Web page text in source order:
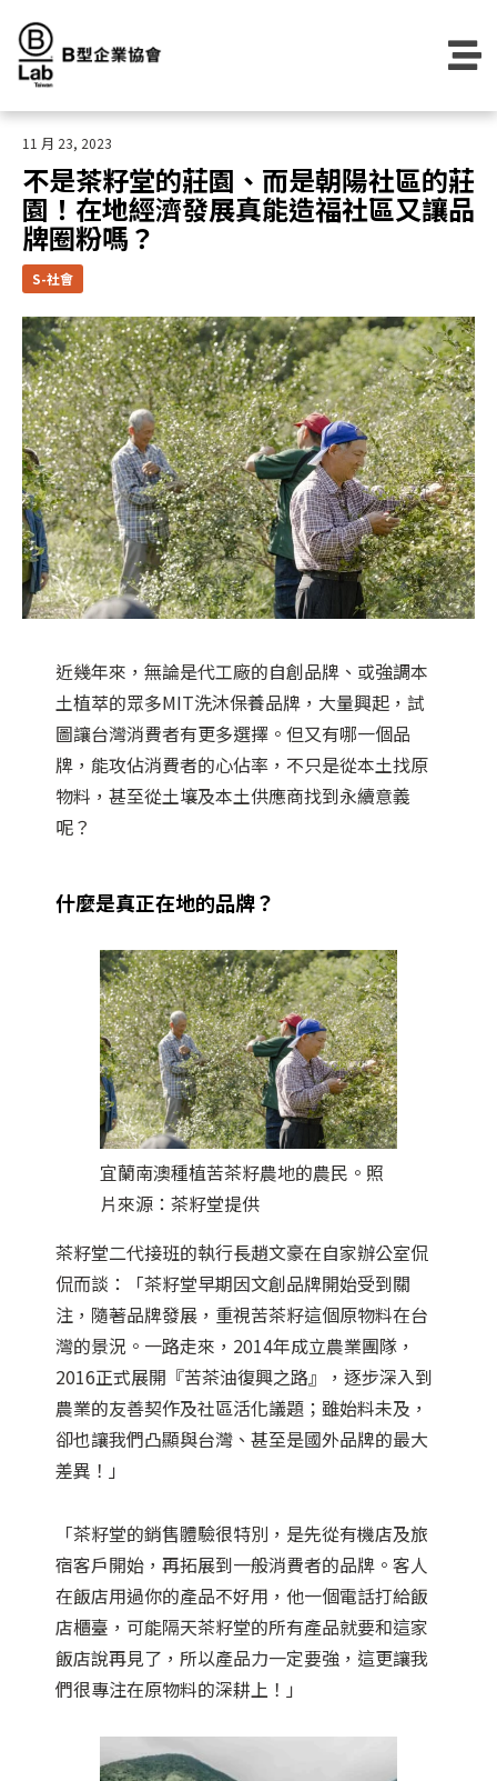
content
S-社會
不是茶籽堂的莊園、而是朝陽社區的莊
園！在地經濟發展真能造福社區又讓品
牌圈粉嗎？
11 月 23, 2023
近幾年來，無論是代工廠的自創品牌、或強調本
土植萃的眾多MIT洗沐保養品牌，大量興起，試
圖讓台灣消費者有更多選擇。但又有哪一個品
牌，能攻佔消費者的心佔率，不只是從本土找原
物料，甚至從土壤及本土供應商找到永續意義
呢？
什麼是真正在地的品牌？
宜蘭南澳種植苦茶籽農地的農民。照
片來源：茶籽堂提供
茶籽堂二代接班的執行長趙文豪在自家辦公室侃
侃而談：「茶籽堂早期因文創品牌開始受到關
注，隨著品牌發展，重視苦茶籽這個原物料在台
灣的景況。一路走來，2014年成立農業團隊，
2016正式展開『苦茶油復興之路』，逐步深入到
農業的友善契作及社區活化議題；雖始料未及，
卻也讓我們凸顯與台灣、甚至是國外品牌的最大
差異！」
「茶籽堂的銷售體驗很特別，是先從有機店及旅
宿客戶開始，再拓展到一般消費者的品牌。客人
在飯店用過你的產品不好用，他一個電話打給飯
店櫃臺，可能隔天茶籽堂的所有產品就要和這家
飯店說再見了，所以產品力一定要強，這更讓我
們很專注在原物料的深耕上！」